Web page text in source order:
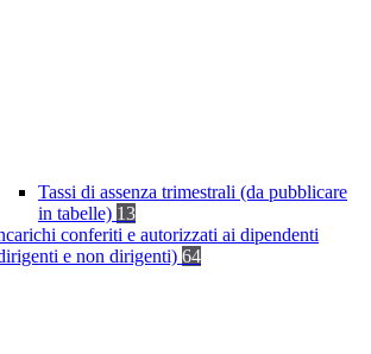
Tassi di assenza trimestrali (da pubblicare
in tabelle) 13
conferiti e autorizzati ai dipendenti
e non dirigenti) 64